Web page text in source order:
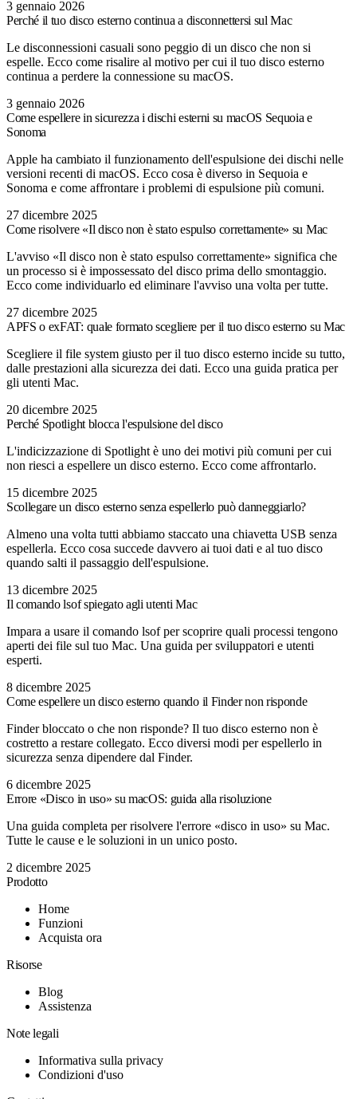
3 gennaio 2026
Perché il tuo disco esterno continua a disconnettersi sul Mac
Le disconnessioni casuali sono peggio di un disco che non si
espelle. Ecco come risalire al motivo per cui il tuo disco esterno
continua a perdere la connessione su macOS.
3 gennaio 2026
Come espellere in sicurezza i dischi esterni su macOS Sequoia e
Sonoma
Apple ha cambiato il funzionamento dell'espulsione dei dischi nelle
versioni recenti di macOS. Ecco cosa è diverso in Sequoia e
Sonoma e come affrontare i problemi di espulsione più comuni.
27 dicembre 2025
Come risolvere «Il disco non è stato espulso correttamente» su Mac
L'avviso «Il disco non è stato espulso correttamente» significa che
un processo si è impossessato del disco prima dello smontaggio.
Ecco come individuarlo ed eliminare l'avviso una volta per tutte.
27 dicembre 2025
APFS o exFAT: quale formato scegliere per il tuo disco esterno su Mac
Scegliere il file system giusto per il tuo disco esterno incide su tutto,
dalle prestazioni alla sicurezza dei dati. Ecco una guida pratica per
gli utenti Mac.
20 dicembre 2025
Perché Spotlight blocca l'espulsione del disco
L'indicizzazione di Spotlight è uno dei motivi più comuni per cui
non riesci a espellere un disco esterno. Ecco come affrontarlo.
15 dicembre 2025
Scollegare un disco esterno senza espellerlo può danneggiarlo?
Almeno una volta tutti abbiamo staccato una chiavetta USB senza
espellerla. Ecco cosa succede davvero ai tuoi dati e al tuo disco
quando salti il passaggio dell'espulsione.
13 dicembre 2025
Il comando lsof spiegato agli utenti Mac
Impara a usare il comando lsof per scoprire quali processi tengono
aperti dei file sul tuo Mac. Una guida per sviluppatori e utenti
esperti.
8 dicembre 2025
Come espellere un disco esterno quando il Finder non risponde
Finder bloccato o che non risponde? Il tuo disco esterno non è
costretto a restare collegato. Ecco diversi modi per espellerlo in
sicurezza senza dipendere dal Finder.
6 dicembre 2025
Errore «Disco in uso» su macOS: guida alla risoluzione
Una guida completa per risolvere l'errore «disco in uso» su Mac.
Tutte le cause e le soluzioni in un unico posto.
2 dicembre 2025
Prodotto
Home
Funzioni
Acquista ora
Risorse
Blog
Assistenza
Note legali
Informativa sulla privacy
Condizioni d'uso